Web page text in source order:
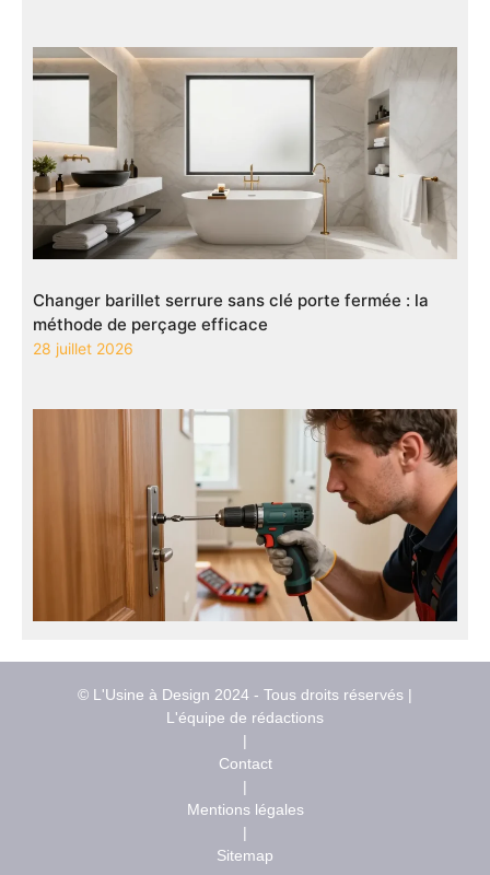
Changer barillet serrure sans clé porte fermée : la
méthode de perçage efficace
28 juillet 2026
© L'Usine à Design 2024 - Tous droits réservés |
L'équipe de rédactions
|
Contact
|
Mentions légales
|
Sitemap